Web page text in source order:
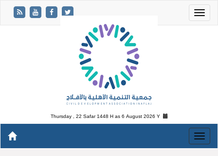
Thursday , 22 Safar 1448 H as6 August 2026 Y